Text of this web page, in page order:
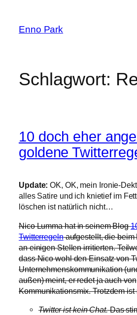
springen
Enno Park
Schlagwort:
10 doch eher
goldene
Update: OK, OK, mein Ironie-
alles Satire und ich knietief im
löschen ist natürlich nicht…
Nico Lumma hat in seinem Blog
Twitterregelnaufgestellt, die beim
an einigen Stellen irritierten.
dass Nico wohl den Einsatz von
Unternehmenskommunikation
außen) meint, er redet ja auch von
Kommunikationsmix. Trotzdem
Twitter ist kein Chat.Das